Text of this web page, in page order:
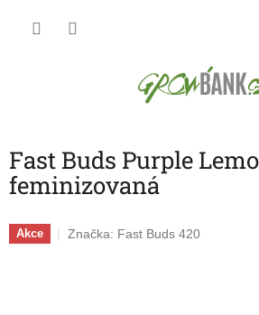
Fast Buds Purple
feminizovaná
Akce Značka: Fast Buds 420